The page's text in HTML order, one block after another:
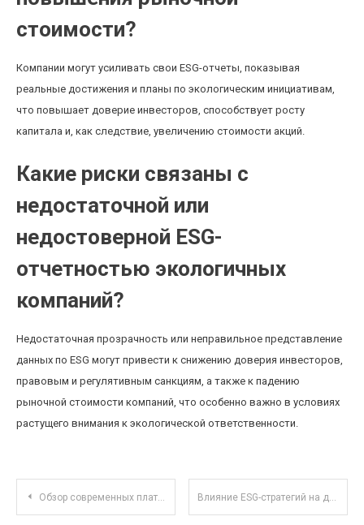
стоимости?
Компании могут усиливать свои ESG-отчеты, показывая
реальные достижения и планы по экологическим инициативам,
что повышает доверие инвесторов, способствует росту
капитала и, как следствие, увеличению стоимости акций.
Какие риски связаны с
недостаточной или
недостоверной ESG-
отчетностью экологичных
компаний?
Недостаточная прозрачность или неправильное представление
данных по ESG могут привести к снижению доверия инвесторов,
правовым и регулятивным санкциям, а также к падению
рыночной стоимости компаний, что особенно важно в условиях
растущего внимания к экологической ответственности.
Навигация по записям
Обзор современных платформ для совместной разработки дизайн-проектов в реальном времени Влияние ESG-стратегий на доходность паевых инвестиционных фондов в РФ